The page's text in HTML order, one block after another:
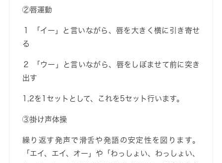
②唇運動
１ 「イー」と言いながら、唇を大きく横に引き寄せ
る
２ 「ウー」と言いながら、唇をしぼませて前に突き
出す
1,2を1セットとして、これを5セット行います。
③掛け声体操
繰り返す発声で滑舌や発語の安定性を図ります。
「エイ、エイ、オー」や「わっしょい、わっしょい、